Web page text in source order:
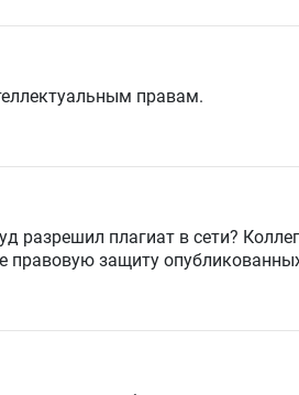
правам.
разрешил плагиат в сети?
правовую защиту опубликованных